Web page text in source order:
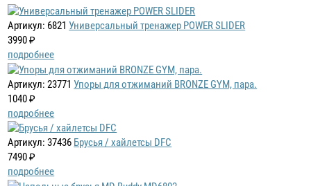
Артикул: 6821 Универсальный тренажер POWER SLIDER
3990 ₽
подробнее
Артикул: 23771 Упоры для отжиманий BRONZE GYM, пара.
1040 ₽
подробнее
Артикул: 37436 Брусья / хайлетсы DFC
7490 ₽
подробнее